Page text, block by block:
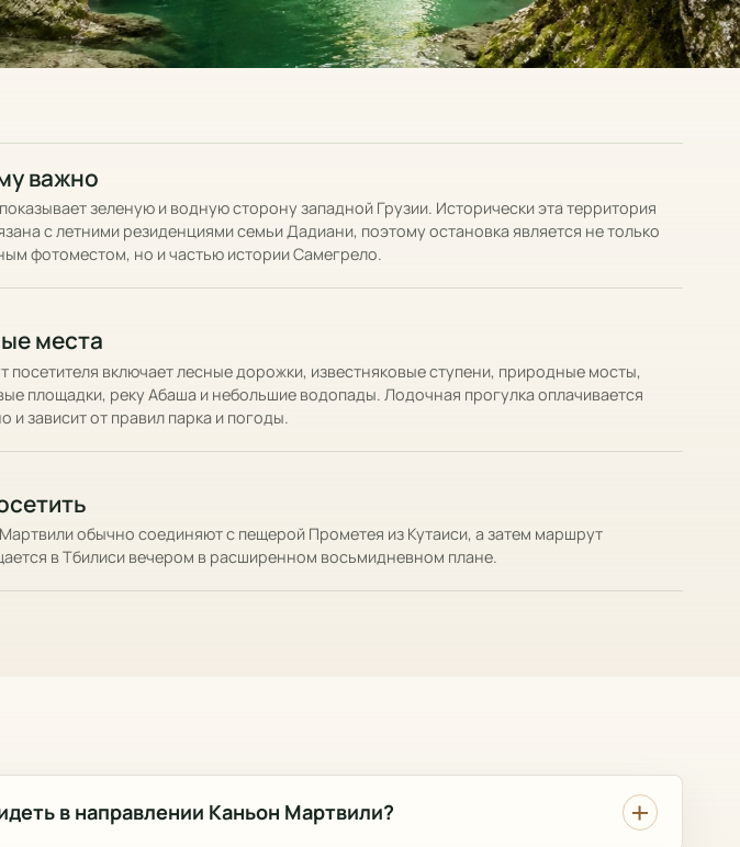
важно
зеленую и водную сторону западной Грузии. Исторически эта территория
с летними резиденциями семьи Дадиани, поэтому остановка является не только
фотоместом, но и частью истории Самегрело.
места
посетителя включает лесные дорожки, известняковые ступени, природные мосты,
площадки, реку Абаша и небольшие водопады. Лодочная прогулка оплачивается
и зависит от правил парка и погоды.
обычно соединяют с пещерой Прометея из Кутаиси, а затем маршрут
в Тбилиси вечером в расширенном восьмидневном плане.
в направлении Каньон Мартвили?
Помощник по маршрутам
Туры, время, цены и бронирование
Здравствуйте. Я помогу сравнить туры,